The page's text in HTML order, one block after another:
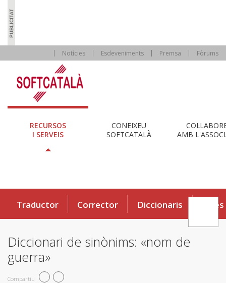
Notícies Esdeveniments Premsa Fòrums
RECURSOS
I SERVEIS
CONEIXEU
SOFTCATALÀ
AMB
Traductor Corrector Diccionaris Eines
Diccionari de sinònims: «nom de
guerra»
Compartiu